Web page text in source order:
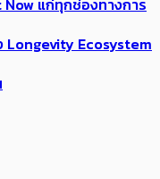
แก่ทุกช่องทางการ
Longevity Ecosystem